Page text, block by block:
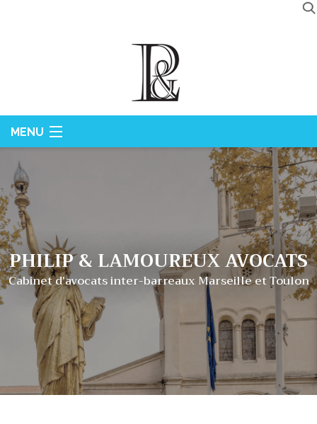
MENU
LE CABINET
DOMAINES DE COMPÉTENCES
HONORAIRES
ACTUALITÉS
CONTACT
PHILIP & LAMOUREUX AVOCATS
Cabinet d'avocats inter-barreaux Marseille et Toulon